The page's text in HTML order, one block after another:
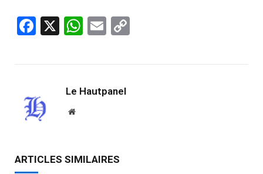
Facebook
X WhatsApp
Email
Le Hautpanel
Website
ARTICLES SIMILAIRES